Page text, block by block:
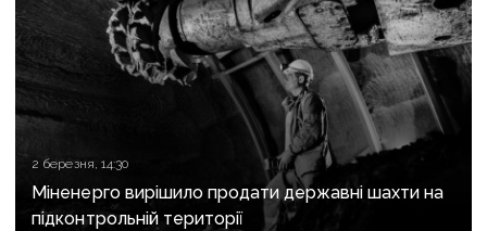
2 березня, 14:30
Міненерго вирішило продати державні шахти на
підконтрольній території